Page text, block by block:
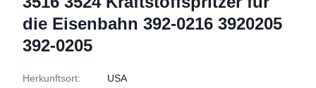
die Eisenbahn 392-0216 3920205
392-0205
Herkunftsort: USA